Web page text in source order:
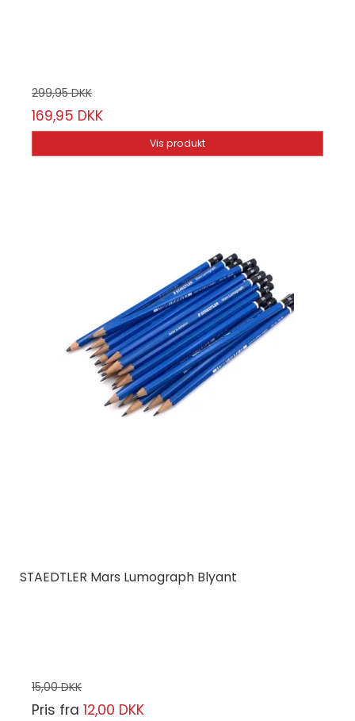
299,95 DKK
169,95 DKK
Vis produkt
STAEDTLER Mars Lumograph Blyant
15,00 DKK
Pris fra 12,00 DKK